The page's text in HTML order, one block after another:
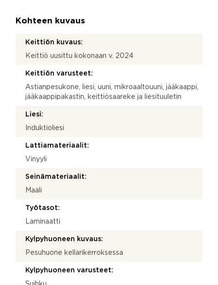
Kohteen kuvaus
Keittiön kuvaus:
Keittiö uusittu kokonaan v. 2024
Keittiön varusteet:
Astianpesukone, liesi, uuni, mikroaaltouuni, jääkaappi,
jääkaappipakastin, keittiösaareke ja liesituuletin
Liesi:
Induktioliesi
Lattiamateriaalit:
Vinyyli
Seinämateriaalit:
Maali
Työtasot:
Laminaatti
Kylpyhuoneen kuvaus:
Pesuhuone kellarikerroksessa
Kylpyhuoneen varusteet: